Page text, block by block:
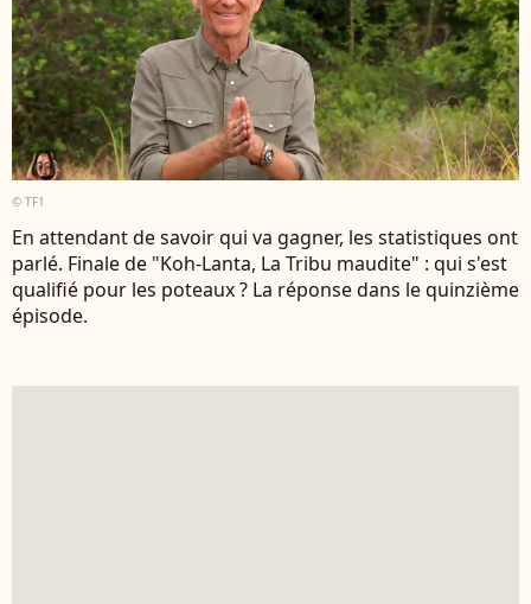
© TF1
En attendant de savoir qui va gagner, les statistiques ont
parlé. Finale de "Koh-Lanta, La Tribu maudite" : qui s'est
qualifié pour les poteaux ? La réponse dans le quinzième
épisode.